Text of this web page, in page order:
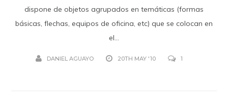
dispone de objetos agrupados en temáticas (formas
básicas, flechas, equipos de oficina, etc) que se colocan en
el...
DANIEL AGUAYO 20TH MAY '10 1